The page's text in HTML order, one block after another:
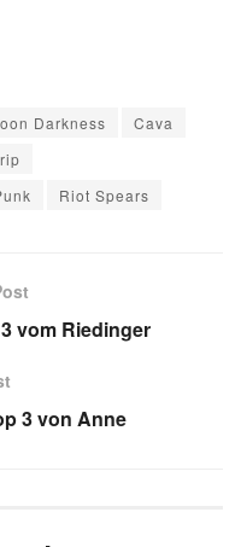
Darkness
Cava
Riot Spears
vom Riedinger
3 von Anne